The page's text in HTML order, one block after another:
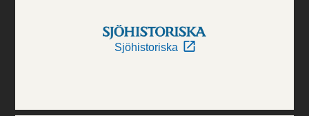
Sjöhistoriska